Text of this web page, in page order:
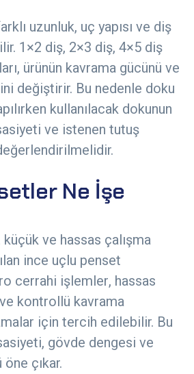
uzunluk, uç yapısı ve diş
1×2 diş, 2×3 diş, 4×5 diş
ürünün kavrama gücünü ve
değiştirir. Bu nedenle doku
kullanılacak dokunun
ve istenen tutuş
Ne İşe
küçük ve hassas çalışma
ince uçlu penset
cerrahi işlemler, hassas
kontrollü kavrama
için tercih edilebilir. Bu
gövde dengesi ve
çıkar.